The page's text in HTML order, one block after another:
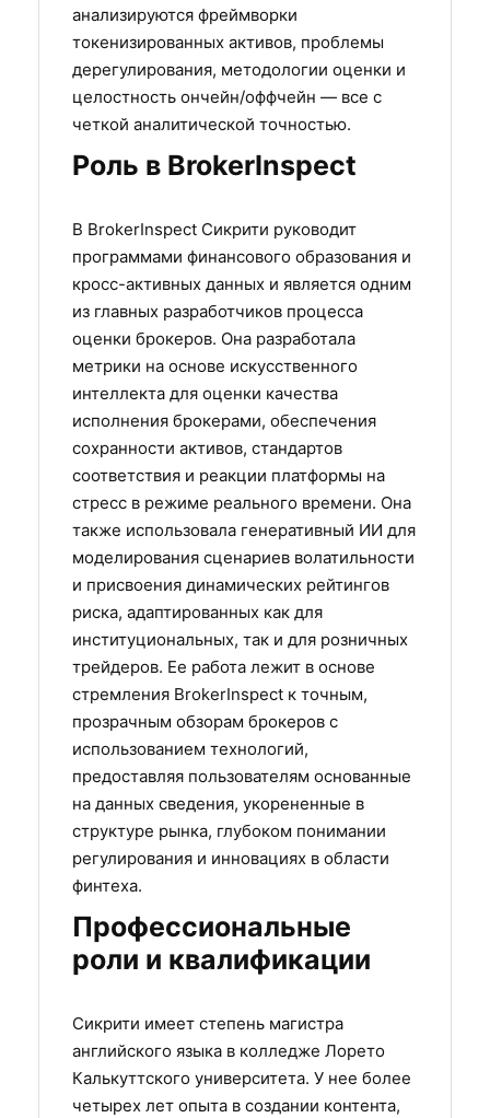
анализируются фреймворки
токенизированных активов, проблемы
дерегулирования, методологии оценки и
целостность ончейн/оффчейн — все с
четкой аналитической точностью.
Роль в BrokerInspect
В BrokerInspect Сикрити руководит
программами финансового образования и
кросс-активных данных и является одним
из главных разработчиков процесса
оценки брокеров. Она разработала
метрики на основе искусственного
интеллекта для оценки качества
исполнения брокерами, обеспечения
сохранности активов, стандартов
соответствия и реакции платформы на
стресс в режиме реального времени. Она
также использовала генеративный ИИ для
моделирования сценариев волатильности
и присвоения динамических рейтингов
риска, адаптированных как для
институциональных, так и для розничных
трейдеров. Ее работа лежит в основе
стремления BrokerInspect к точным,
прозрачным обзорам брокеров с
использованием технологий,
предоставляя пользователям основанные
на данных сведения, укорененные в
структуре рынка, глубоком понимании
регулирования и инновациях в области
финтеха.
Профессиональные
роли и квалификации
Сикрити имеет степень магистра
английского языка в колледже Лорето
Калькуттского университета. У нее более
четырех лет опыта в создании контента,